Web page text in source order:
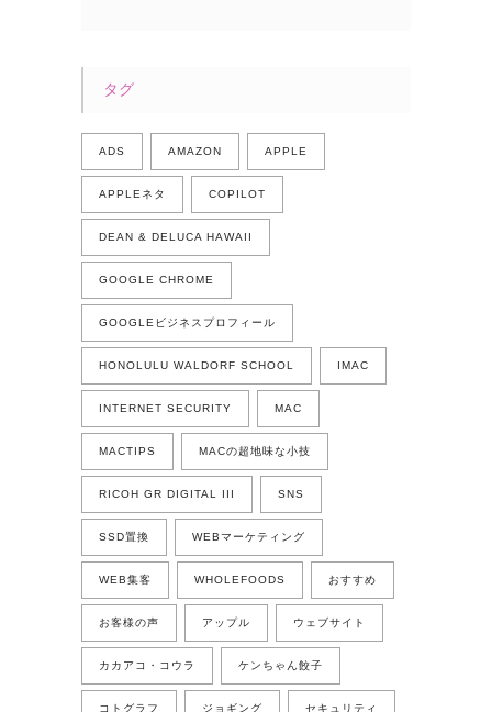
タグ
ADS AMAZON APPLE
APPLEネタ COPILOT
DEAN & DELUCA HAWAII
GOOGLE CHROME
GOOGLEビジネスプロフィール
HONOLULU WALDORF SCHOOL IMAC
INTERNET SECURITY MAC
MACTIPS MACの超地味な小技
RICOH GR DIGITAL III SNS
SSD置換 WEBマーケティング
WEB集客 WHOLEFOODS おすすめ
お客様の声 アップル ウェブサイト
カカアコ・コウラ ケンちゃん餃子
コトグラフ ジョギング セキュリティ